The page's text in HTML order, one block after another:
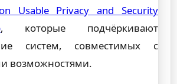
Usable Privacy and Security
, которые подчёркивают
систем, совместимых с
возможностями.